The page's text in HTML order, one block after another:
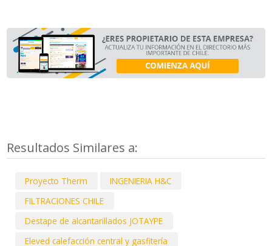
Resultados Similares a:
Proyecto Therm
INGENIERIA H&C
FILTRACIONES CHILE
Destape de alcantarillados JOTAYPE
Eleved calefacción central y gasfitería